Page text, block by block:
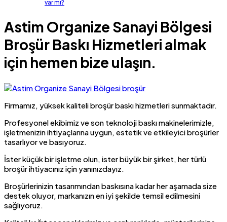
var mı?
Astim Organize Sanayi Bölgesi
Broşür Baskı Hizmetleri almak
için hemen bize ulaşın.
Firmamız, yüksek kaliteli broşür baskı hizmetleri sunmaktadır.
Profesyonel ekibimiz ve son teknoloji baskı makinelerimizle,
işletmenizin ihtiyaçlarına uygun, estetik ve etkileyici broşürler
tasarlıyor ve basıyoruz.
İster küçük bir işletme olun, ister büyük bir şirket, her türlü
broşür ihtiyacınız için yanınızdayız.
Broşürlerinizin tasarımından baskısına kadar her aşamada size
destek oluyor, markanızın en iyi şekilde temsil edilmesini
sağlıyoruz.